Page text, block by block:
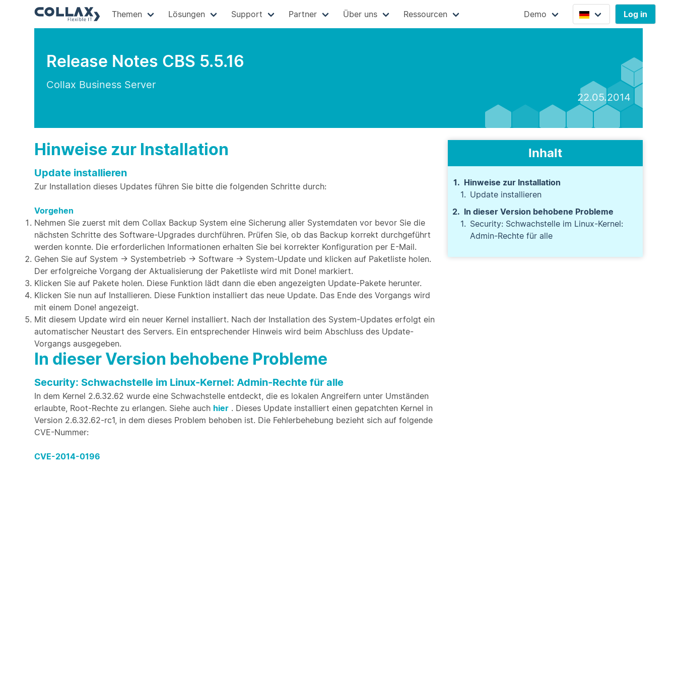
Themen Lösungen Support Partner Über uns Ressourcen Demo Log in
Release Notes CBS 5.5.16
Collax Business Server
22.05.2014
Hinweise zur Installation
Update installieren
Zur Installation dieses Updates führen Sie bitte die folgenden Schritte durch:
Vorgehen
Nehmen Sie zuerst mit dem Collax Backup System eine Sicherung aller Systemdaten vor bevor Sie die
nächsten Schritte des Software-Upgrades durchführen. Prüfen Sie, ob das Backup korrekt durchgeführt
werden konnte. Die erforderlichen Informationen erhalten Sie bei korrekter Konfiguration per E-Mail.
Gehen Sie auf System → Systembetrieb → Software → System-Update und klicken auf Paketliste holen.
Der erfolgreiche Vorgang der Aktualisierung der Paketliste wird mit Done! markiert.
Klicken Sie auf Pakete holen. Diese Funktion lädt dann die eben angezeigten Update-Pakete herunter.
Klicken Sie nun auf Installieren. Diese Funktion installiert das neue Update. Das Ende des Vorgangs wird
mit einem Done! angezeigt.
Mit diesem Update wird ein neuer Kernel installiert. Nach der Installation des System-Updates erfolgt ein
automatischer Neustart des Servers. Ein entsprechender Hinweis wird beim Abschluss des Update-
Vorgangs ausgegeben.
In dieser Version behobene Probleme
Security: Schwachstelle im Linux-Kernel: Admin-Rechte für alle
In dem Kernel 2.6.32.62 wurde eine Schwachstelle entdeckt, die es lokalen Angreifern unter Umständen
erlaubte, Root-Rechte zu erlangen. Siehe auch hier . Dieses Update installiert einen gepatchten Kernel in
Version 2.6.32.62-rc1, in dem dieses Problem behoben ist. Die Fehlerbehebung bezieht sich auf folgende
CVE-Nummer:
CVE-2014-0196
Inhalt
Hinweise zur Installation
Update installieren
In dieser Version behobene Probleme
Security: Schwachstelle im Linux-Kernel:
Admin-Rechte für alle